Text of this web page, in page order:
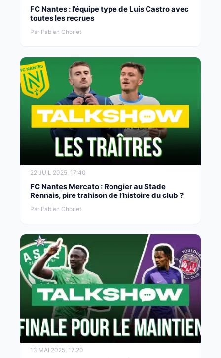
FC Nantes : l’équipe type de Luis Castro avec
toutes les recrues
Par Fabien Chorlet
22 JUIL 2025, 17:40
FC Nantes Mercato : Rongier au Stade
Rennais, pire trahison de l’histoire du club ?
Par Fabien Chorlet
13 MAI 2025, 17:20